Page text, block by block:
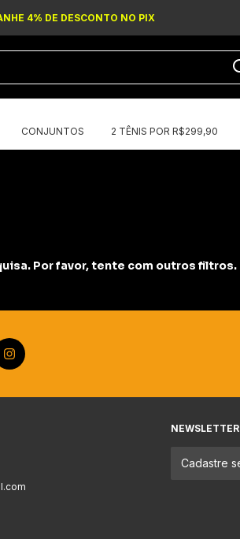
4% DE DESCONTO NO PIX
CONJUNTOS 2 TÊNIS POR R$299,90
Por favor, tente com outros filtros.
NEWSLETTER